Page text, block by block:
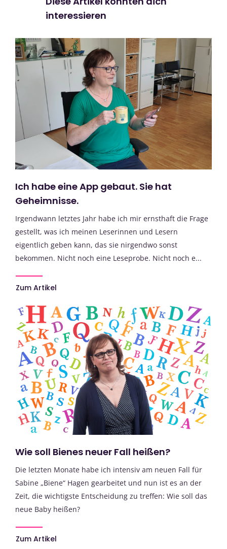
interessieren
Ich habe eine App gebaut. Sie hat
Geheimnisse.
Irgendwann letztes Jahr habe ich mir ernsthaft die Frage
gestellt, was ich meinen Leserinnen und Lesern
eigentlich geben kann, das sie nirgendwo sonst
bekommen. Nicht noch eine Leseprobe. Nicht noch e...
Zum Artikel
Wie soll Bienes neuer Fall heißen?
Die letzten Monate habe ich intensiv am neuen Fall für
Sabine „Biene“ Hagen gearbeitet und nun ist es an der
Zeit, die wichtigste Entscheidung zu treffen: Wie soll das
neue Baby heißen?
Zum Artikel